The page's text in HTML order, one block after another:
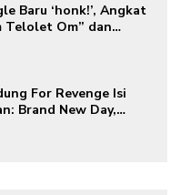
Baru ‘honk!’, Angkat
Telolet Om” dan
For Revenge Isi
Brand New Day,